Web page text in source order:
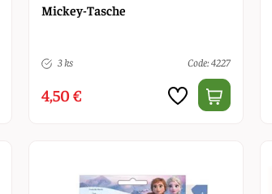
Mickey-Tasche
3 ks Code: 4227
4,50 €